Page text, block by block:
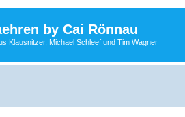
by Cai Rönnau
Klausnitzer, Michael Schleef und Tim Wagner